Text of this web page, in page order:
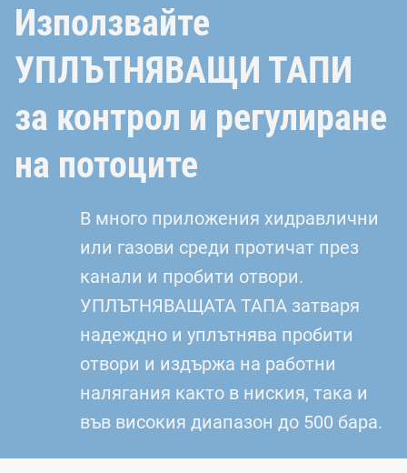
Използвайте
УПЛЪТНЯВАЩИ ТАПИ
за контрол и регулиране
на потоците
В много приложения хидравлични
или газови среди протичат през
канали и пробити отвори.
УПЛЪТНЯВАЩАТА ТАПА затваря
надеждно и уплътнява пробити
отвори и издържа на работни
налягания както в ниския, така и
във високия диапазон до 500 бара.